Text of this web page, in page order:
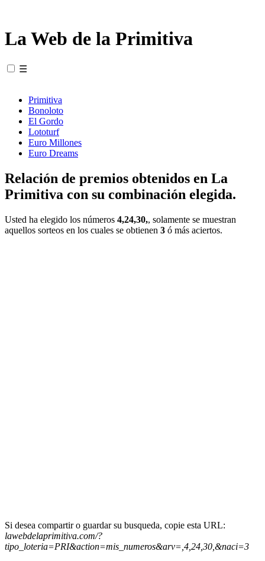
La Web de la Primitiva
☰
Primitiva
Bonoloto
El Gordo
Lototurf
Euro Millones
Euro Dreams
Relación de premios obtenidos en La
Primitiva con su combinación elegida.
Usted ha elegido los números 4,24,30,, solamente se muestran
aquellos sorteos en los cuales se obtienen 3 ó más aciertos.
Si desea compartir o guardar su busqueda, copie esta URL:
lawebdelaprimitiva.com/?
tipo_loteria=PRI&action=mis_numeros&arv=,4,24,30,&naci=3